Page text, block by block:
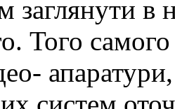
заглянути в
Того